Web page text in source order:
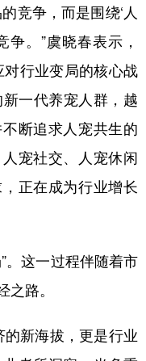
争，而是围绕‘人
争。”虞晓春表示，
对行业变局的核心战
一代养宠人群，越
断追求人宠共生的
宠社交、人宠休闲
正在成为行业增长
这一过程伴随着市
路。
新海拔，更是行业